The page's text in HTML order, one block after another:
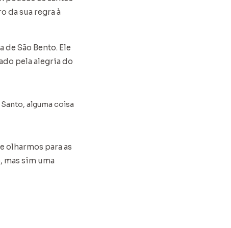
da sua regra à
São Bento. Ele
pela alegria do
alguma coisa
olharmos para as
mas sim uma